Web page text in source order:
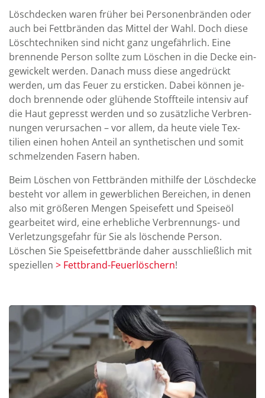
Löschdecken waren früher bei Personen­bränden oder
auch bei Fett­bränden das Mittel der Wahl. Doch diese
Löschtechniken sind nicht ganz un­ge­fährlich. Eine
bren­nende Person sollte zum Löschen in die Decke ein­
ge­wickelt werden. Da­nach muss diese an­ge­drückt
werden, um das Feuer zu er­sticken. Dabei können je­
doch bren­nende oder glü­hende Stoff­teile inten­siv auf
die Haut ge­presst werden und so zu­sätz­liche Ver­bren­
nun­gen ver­ur­sachen – vor allem, da heute viele Tex­
tilien einen hohen An­teil an syn­theti­schen und somit
schmel­zenden Fasern haben.
Beim Löschen von Fett­bränden mit­hilfe der Lösch­decke
be­steht vor allem in gewerb­lichen Bereichen, in denen
also mit größeren Mengen Speise­fett und Speise­öl
gearbeitet wird, eine er­heb­liche Ver­brennungs- und
Ver­let­zungs­ge­fahr für Sie als lö­schen­de Person.
Löschen Sie Speise­fett­brände daher aus­schließ­lich mit
spe­ziel­len > Fett­brand-Feuer­löschern!